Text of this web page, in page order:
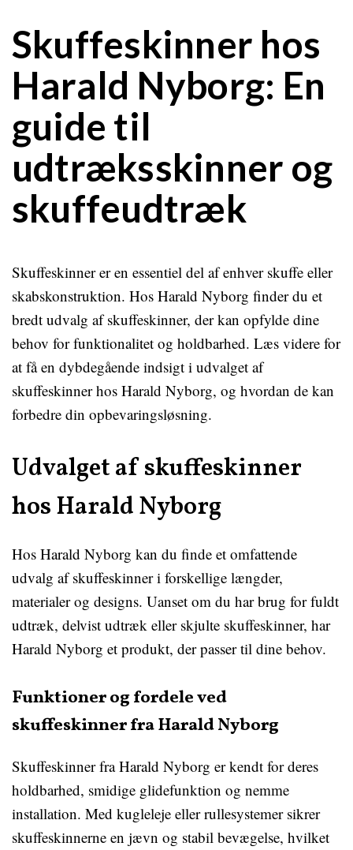
Skuffeskinner hos
Harald Nyborg: En
guide til
udtræksskinner og
skuffeudtræk
Skuffeskinner er en essentiel del af enhver skuffe eller
skabskonstruktion. Hos Harald Nyborg finder du et
bredt udvalg af skuffeskinner, der kan opfylde dine
behov for funktionalitet og holdbarhed. Læs videre for
at få en dybdegående indsigt i udvalget af
skuffeskinner hos Harald Nyborg, og hvordan de kan
forbedre din opbevaringsløsning.
Udvalget af skuffeskinner
hos Harald Nyborg
Hos Harald Nyborg kan du finde et omfattende
udvalg af skuffeskinner i forskellige længder,
materialer og designs. Uanset om du har brug for fuldt
udtræk, delvist udtræk eller skjulte skuffeskinner, har
Harald Nyborg et produkt, der passer til dine behov.
Funktioner og fordele ved
skuffeskinner fra Harald Nyborg
Skuffeskinner fra Harald Nyborg er kendt for deres
holdbarhed, smidige glidefunktion og nemme
installation. Med kugleleje eller rullesystemer sikrer
skuffeskinnerne en jævn og stabil bevægelse, hvilket